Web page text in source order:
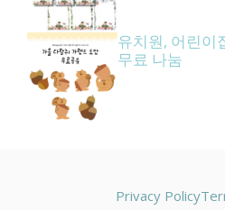
유치원, 어린이
무료 나눔
Privacy Policy